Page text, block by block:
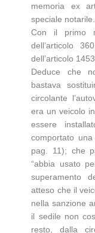
memoria ex
speciale notarile.
Con il primo
dell’articolo
dell’articolo
Deduce che
bastava
circolante
era un veicolo
essere
comportato una
pag. 11); che
“abbia usato
superamento
atteso che il
nella sanzione
il sedile non
resto, dalla